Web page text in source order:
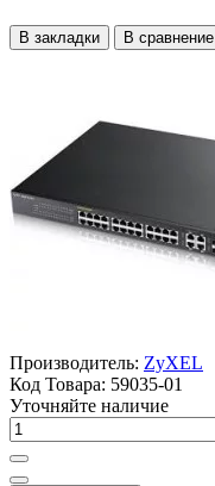
В закладки В сравнение
Производитель: ZyXEL
Код Товара: 59035-01
Уточняйте наличие